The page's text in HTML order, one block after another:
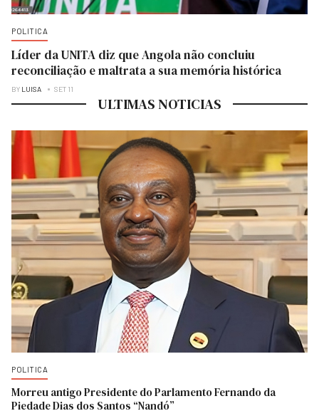
POLITICA
Líder da UNITA diz que Angola não concluiu
reconciliação e maltrata a sua memória histórica
BY LUISA SET 11
ULTIMAS NOTICIAS
POLITICA
Morreu antigo Presidente do Parlamento Fernando da
Piedade Dias dos Santos “Nandó”